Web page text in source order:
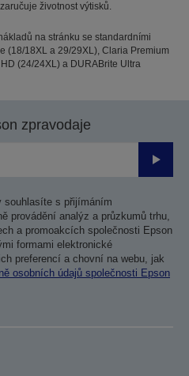
životnost výtisků.
na stránku se standardními
(18/18XL a 29/29XL), Claria Premium
(24/24XL) a DURABrite Ultra
zpravodaje
souhlasíte s přijímáním
provádění analýz a průzkumů trhu,
a promoakcích společnosti Epson
formami elektronické
preferencí a chovní na webu, jak
osobních údajů společnosti Epson